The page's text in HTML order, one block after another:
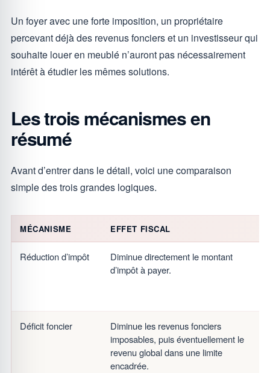
Un foyer avec une forte imposition, un propriétaire
percevant déjà des revenus fonciers et un investisseur qui
souhaite louer en meublé n’auront pas nécessairement
intérêt à étudier les mêmes solutions.
Les trois mécanismes en
résumé
Avant d’entrer dans le détail, voici une comparaison
simple des trois grandes logiques.
MÉCANISME EFFET FISCAL
Réduction d’impôt
Diminue directement le montant
d’impôt à payer.
Déficit foncier
Diminue les revenus fonciers
imposables, puis éventuellement le
revenu global dans une limite
encadrée.